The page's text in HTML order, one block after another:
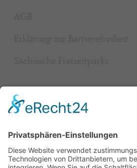
Beliebt
Baumhaushotel & Erlebnisnächte
grüngeringelter Freizeitpark